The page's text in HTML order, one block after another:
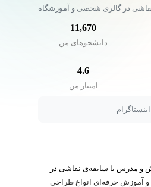
در گالری شخصی و آموزشگاه
11,670
دانشجو‌های من
4.6
امتیاز من
اینستاگرام
و مدرس با سابقه‌ی نقاشی در
و آموزش حرفه‌ای انواع طراحی